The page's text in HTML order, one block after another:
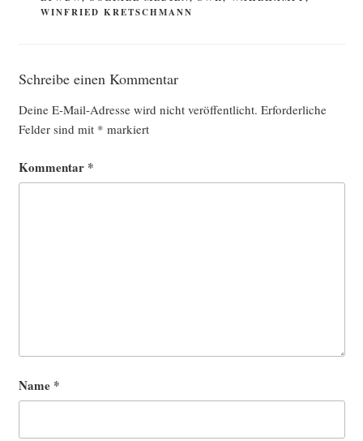
WINFRIED KRETSCHMANN
Schreibe einen Kommentar
Deine E-Mail-Adresse wird nicht veröffentlicht. Erforderliche
Felder sind mit * markiert
Kommentar *
Name *